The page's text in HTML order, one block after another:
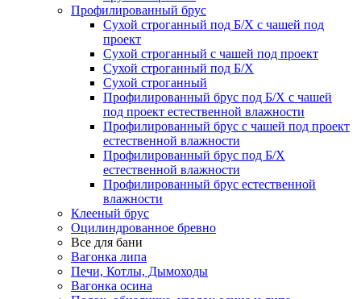
Профилированный брус
Сухой строганный под Б/Х с чашей под
проект
Сухой строганный с чашей под проект
Сухой строганный под Б/Х
Сухой строганный
Профилированный брус под Б/Х с чашей
под проект естественной влажности
Профилированный брус с чашей под проект
естественной влажности
Профилированный брус под Б/Х
естественной влажности
Профилированный брус естественной
влажности
Клееный брус
Оцилиндрованное бревно
Все для бани
Вагонка липа
Печи, Котлы, Дымоходы
Вагонка осина